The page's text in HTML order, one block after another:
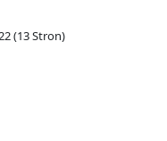
(13 Stron)